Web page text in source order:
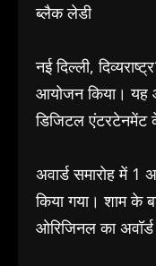
ब्लैक लेडी
नई दिल्ली,
आयोजन किया। यह
डिजिटल एंटरटेनमेंट
अवार्ड समारोह में
किया गया। शाम के
ओरिजिनल का अवॉर्ड